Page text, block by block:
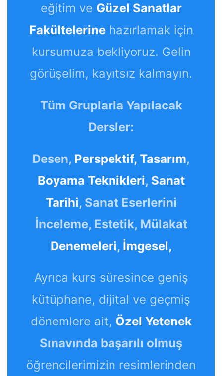
eğitim ve Güzel Sanatlar
Fakültelerinehazırlamak için
kursumuza bekliyoruz. Gelin
görüşelim, kayıtsız kalmayın.
Tüm Gruplarla Yapılacak
Dersler:
Desen, Perspektif, Tasarım,
Boyama Teknikleri, Sanat
Tarihi, Sanat Eserlerini
İnceleme, Estetik, Mülakat
Denemeleri, İmgesel,
Ayrıca kurs süresince geniş
kütüphane, dijital ve geçmiş
dönemlere ait, Özel Yetenek
Sınavında başarılı olmuş
öğrencilerimizin resimlerinden